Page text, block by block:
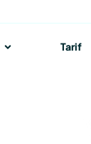
Ouvrir NosTarif